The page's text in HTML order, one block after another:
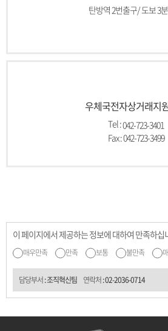
탄방역 2번출구/ 도보 3
우체국전자상거래지
Tel :042-723-3401
Fax : 042-723-3499
이 페이지에서 제공하는 정보에 대하여 만족하십
매우만족 만족 보통 불만족
담당부서 : 조직혁신팀 연락처 :02-2036-0714